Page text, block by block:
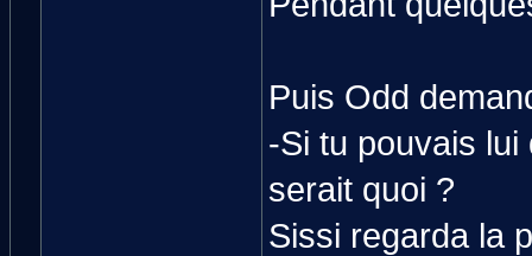
Puis Odd
-Si tu pouvais
serait quoi ?
Sissi regarda la